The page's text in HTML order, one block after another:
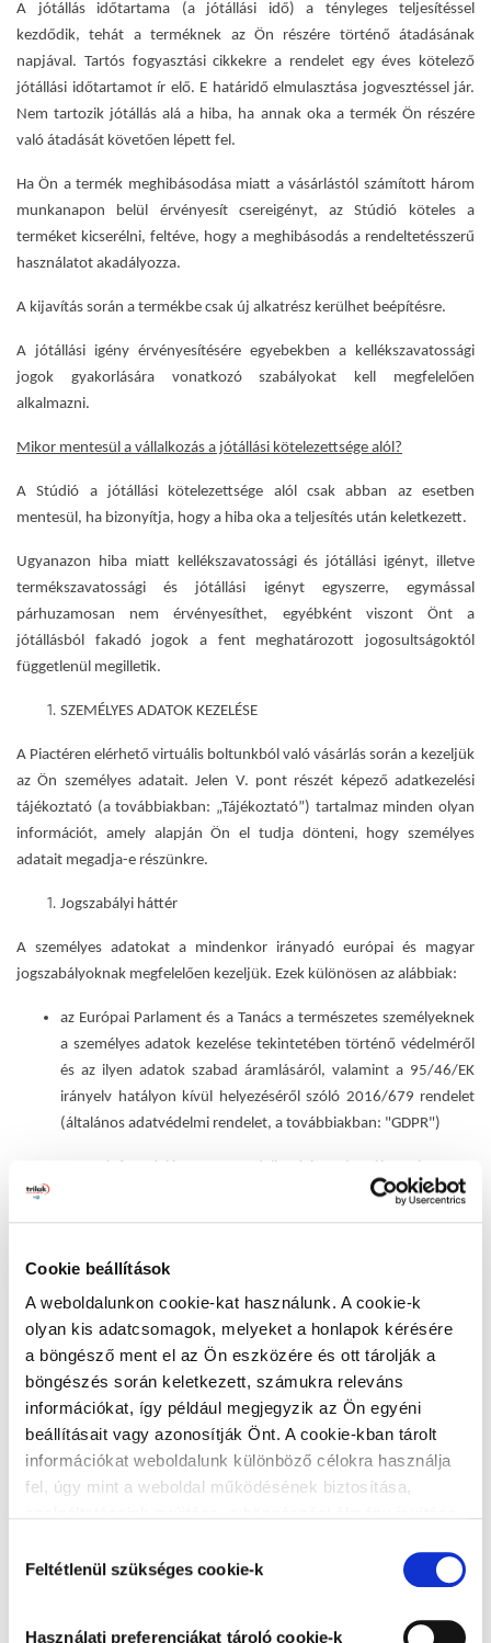
Cookie beállítások
A weboldalunkon cookie-kat használunk. A cookie-k
olyan kis adatcsomagok, melyeket a honlapok kérésére
a böngésző ment el az Ön eszközére és ott tárolják a
böngészés során keletkezett, számukra releváns
információkat, így például megjegyzik az Ön egyéni
beállításait vagy azonosítják Önt. A cookie-kban tárolt
információkat weboldalunk különböző célokra használja
fel, úgy mint a weboldal működésének biztosítása,
szabott ajánlatok megjelenítése, látogatottsági adatok
elemzése. A weboldalunk által alkalmazott cookie-k,
különösen a Google Analytics cookie-k működéséről,
kiválasztása
Feltétlenül szükséges cookie-k
Használati preferenciákat tároló cookie-k
A jótállás időtartama (a jótállási idő) a tényleges teljesítéssel
kezdődik, tehát a terméknek az Ön részére történő átadásának
napjával. Tartós fogyasztási cikkekre a rendelet egy éves kötelező
jótállási időtartamot ír elő. E határidő elmulasztása jogvesztéssel jár.
Nem tartozik jótállás alá a hiba, ha annak oka a termék Ön részére
való átadását követően lépett fel.
Ha Ön a termék meghibásodása miatt a vásárlástól számított három
munkanapon belül érvényesít csereigényt, az Stúdió köteles a
terméket kicserélni, feltéve, hogy a meghibásodás a rendeltetésszerű
használatot akadályozza.
A kijavítás során a termékbe csak új alkatrész kerülhet beépítésre.
A jótállási igény érvényesítésére egyebekben a kellékszavatossági
jogok gyakorlására vonatkozó szabályokat kell megfelelően
alkalmazni.
Mikor mentesül a vállalkozás a jótállási kötelezettsége alól?
A Stúdió a jótállási kötelezettsége alól csak abban az esetben
mentesül, ha bizonyítja, hogy a hiba oka a teljesítés után keletkezett.
Ugyanazon hiba miatt kellékszavatossági és jótállási igényt, illetve
termékszavatossági és jótállási igényt egyszerre, egymással
párhuzamosan nem érvényesíthet, egyébként viszont Önt a
jótállásból fakadó jogok a fent meghatározott jogosultságoktól
függetlenül megilletik.
SZEMÉLYES ADATOK KEZELÉSE
A Piactéren elérhető virtuális boltunkból való vásárlás során a kezeljük
az Ön személyes adatait. Jelen V. pont részét képező adatkezelési
tájékoztató (a továbbiakban: „Tájékoztató”) tartalmaz minden olyan
információt, amely alapján Ön el tudja dönteni, hogy személyes
adatait megadja-e részünkre.
Jogszabályi háttér
A személyes adatokat a mindenkor irányadó európai és magyar
jogszabályoknak megfelelően kezeljük. Ezek különösen az alábbiak:
az Európai Parlament és a Tanács a természetes személyeknek
a személyes adatok kezelése tekintetében történő védelméről
és az ilyen adatok szabad áramlásáról, valamint a 95/46/EK
irányelv hatályon kívül helyezéséről szóló 2016/679 rendelet
(általános adatvédelmi rendelet, a továbbiakban: "GDPR")
információszabadságról szóló 2011. évi CXII. törvény–
amennyiben a GDPR-ra tekintettel alkalmazandó.
Az adatkezelő
Értelmező rendelkezések
Ezen Tájékoztató alkalmazásában:
Érintett
: a kezelt személyes adat alapján azonosított
: az a természetes vagy jogi személy,
amely a személyes adatok kezelésének céljait és
Ha az adatkezelés céljait és eszközeit az uniós vagy a